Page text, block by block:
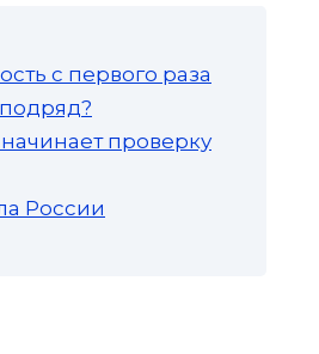
с первого раза
проверку
России